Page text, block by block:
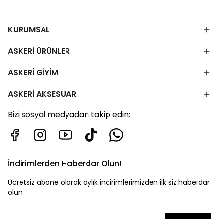
KURUMSAL
ASKERİ ÜRÜNLER
ASKERİ GİYİM
ASKERİ AKSESUAR
Bizi sosyal medyadan takip edin:
İndirimlerden Haberdar Olun!
Ücretsiz abone olarak aylık indirimlerimizden ilk siz haberdar
olun.